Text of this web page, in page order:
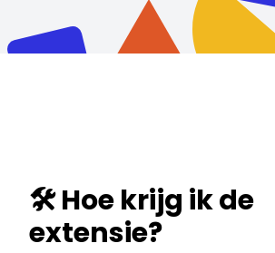
🛠️ Hoe krijg ik de
extensie?